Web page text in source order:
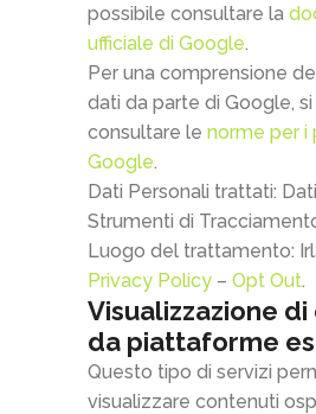
possibile consultare la
ufficiale di Google.
Per una comprensione
dati da parte di Google,
consultare le norme per i
Google.
Dati Personali trattati:
Strumenti di
Luogo del trattamento:
Privacy Policy – Opt Out.
Visualizzazione
da piattaforme
Questo tipo di servizi
visualizzare contenuti